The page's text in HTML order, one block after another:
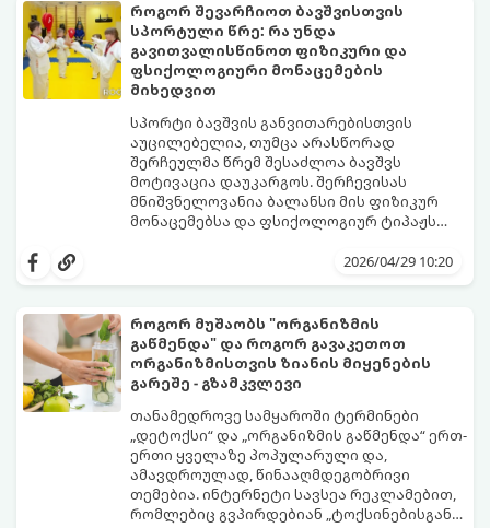
როგორ შევარჩიოთ ბავშვისთვის
სპორტული წრე: რა უნდა
გავითვალისწინოთ ფიზიკური და
ფსიქოლოგიური მონაცემების
მიხედვით
სპორტი ბავშვის განვითარებისთვის
აუცილებელია, თუმცა არასწორად
შერჩეულმა წრემ შესაძლოა ბავშვს
მოტივაცია დაუკარგოს. შერჩევისას
მნიშვნელოვანია ბალანსი მის ფიზიკურ
მონაცემებსა და ფსიქოლოგიურ ტიპაჟს
2026/04/29 10:20
როგორ მუშაობს "ორგანიზმის
გაწმენდა" და როგორ გავაკეთოთ
ორგანიზმისთვის ზიანის მიყენების
გარეშე - გზამკვლევი
თანამედროვე სამყაროში ტერმინები
„დეტოქსი“ და „ორგანიზმის გაწმენდა“ ერთ-
ერთი ყველაზე პოპულარული და,
ამავდროულად, წინააღმდეგობრივი
თემებია. ინტერნეტი სავსეა რეკლამებით,
რომლებიც გვპირდებიან „ტოქსინებისგან